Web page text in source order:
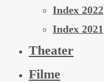
Index 2022
Index 2021
Theater
Filme